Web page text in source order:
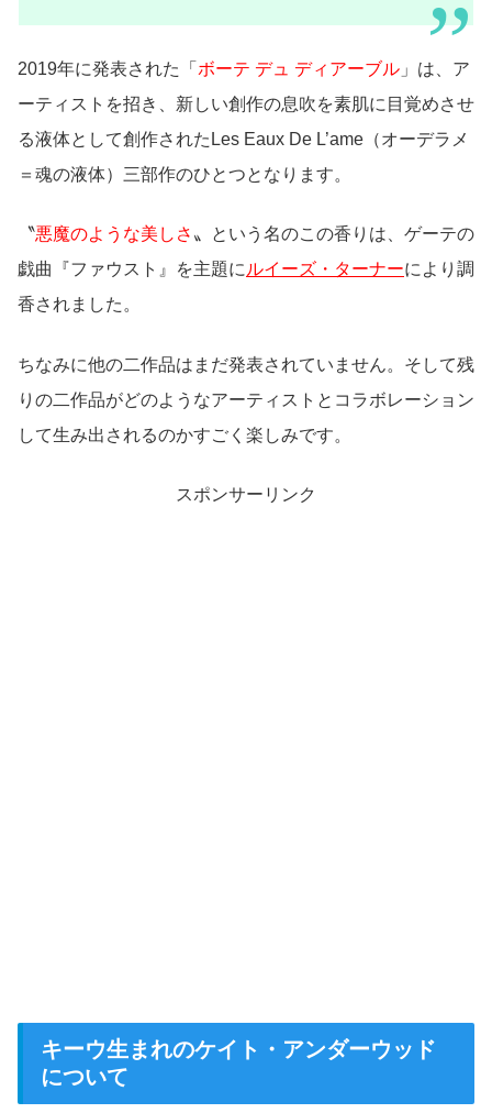
2019年に発表された「 ボーテ デュ ディアーブル 」は、ア
ーティストを招き、新しい創作の息吹を素肌に目覚めさせ
る液体として創作されたLes Eaux De L’ame（オーデラメ
＝魂の液体）三部作のひとつとなります。
〝悪魔のような美しさ 〟という名のこの香りは、ゲーテの
戯曲『ファウスト』を主題に ルイーズ・ターナーにより調
香されました。
ちなみに他の二作品はまだ発表されていません。そして残
りの二作品がどのようなアーティストとコラボレーション
して生み出されるのかすごく楽しみです。
スポンサーリンク
キーウ生まれのケイト・アンダーウッド
について